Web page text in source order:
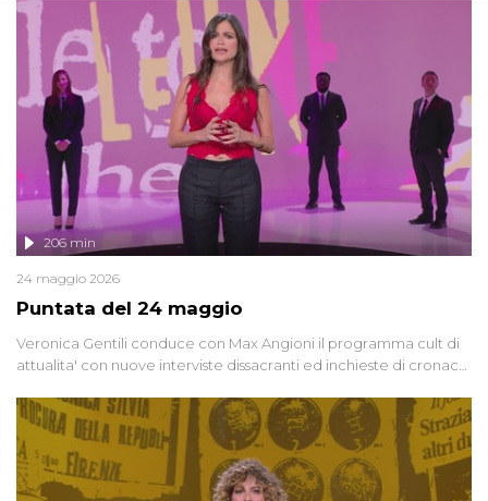
giudiziarie più discusse degli ultimi anni. Lo speciale ricostruisce la
vicenda mettendo in fila testimonianze, errori, dettagli
controversi e i protagonisti di un'indagine che sembra non avere
fine.
Puntata del 24 maggio
206 min
24 maggio 2026
Veronica Gentili conduce con Max Angioni il programma cult di
attualita' con nuove interviste dissacranti ed inchieste di cronaca